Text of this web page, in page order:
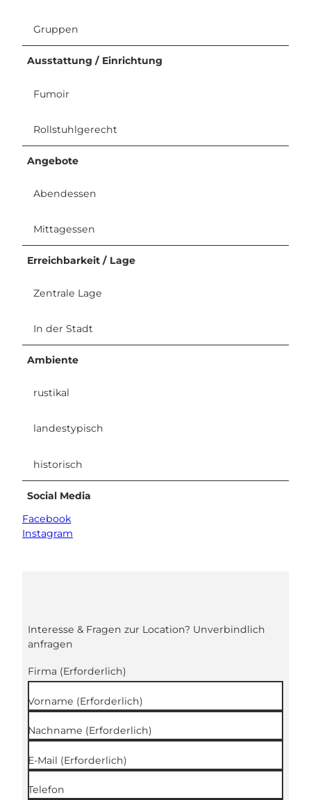
Gruppen
Ausstattung / Einrichtung
Fumoir
Rollstuhlgerecht
Angebote
Abendessen
Mittagessen
Erreichbarkeit / Lage
Zentrale Lage
In der Stadt
Ambiente
rustikal
landestypisch
historisch
Social Media
Facebook
Instagram
Interesse & Fragen zur Location? Unverbindlich
anfragen
Firma (Erforderlich)
Vorname (Erforderlich)
Nachname (Erforderlich)
E-Mail (Erforderlich)
Telefon